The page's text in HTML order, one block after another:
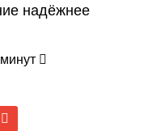
надёжнее